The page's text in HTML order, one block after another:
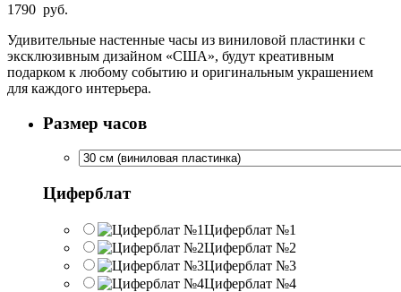
1790 руб.
Удивительные настенные часы из виниловой пластинки с
эксклюзивным дизайном «США», будут креативным
подарком к любому событию и оригинальным украшением
для каждого интерьера.
Размер часов
Циферблат
Циферблат №1
Циферблат №2
Циферблат №3
Циферблат №4